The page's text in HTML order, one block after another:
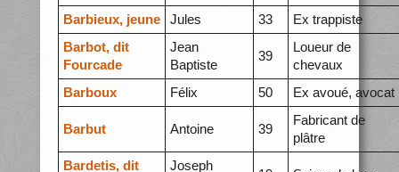
Barbieux, jeune Jules 33
Ex trappiste
Barbot, dit
Fourcade
Jean
Baptiste
39
Loueur de
chevaux
Barboux
Félix 50 Ex avoué, avocat
Barbut Antoine 39
Fabricant de
plâtre
Bardetis, dit
Joseph